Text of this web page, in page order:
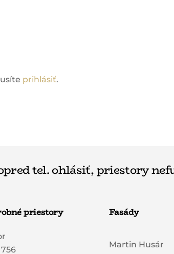
prihlásiť.
tel. ohlásiť, priestory
priestory Fasády
Martin Husár